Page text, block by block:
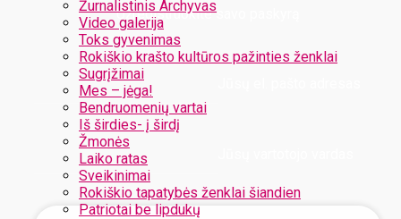
Žurnalistinis Archyvas
Video galerija
Toks gyvenimas
Rokiškio krašto kultūros pažinties ženklai
Sugrįžimai
Mes – jėga!
Bendruomenių vartai
Iš širdies- į širdį
Žmonės
Laiko ratas
Sveikinimai
Rokiškio tapatybės ženklai šiandien
Patriotai be lipdukų
Užregistruokite savo paskyrą